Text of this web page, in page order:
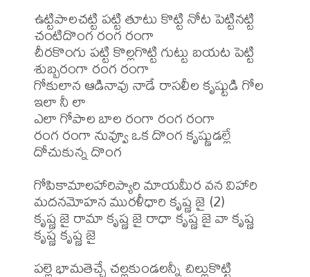
ఉట్టిపాలచట్టి పట్టి తూటు కొట్టి నోట పెట్టినట్టి
చంటిదొంగ రంగ రంగా
చీరకొంగు పట్టి కొల్లగొట్టి గుట్టు బయట పెట్టి
శుబ్బరంగా రంగ రంగా
గోకులాన ఆడినావు నాడే రాసలీల కృష్టుడి గోల
ఇలా నీ లా
ఎలా గోపాల బాల రంగా రంగ రంగా
రంగ రంగా నువ్వూ ఒక దొంగ కృష్ణుడల్లే
దోచుకున్న దొంగ
గోపికామాలహారిప్యారి మాయమీర వన విహారి
మదనమోహన మురళీధారి కృష్ణ జై (2)
కృష్ణ జై రామా కృష్ణ జై రాధా కృష్ణ జై వా కృష్ణ
కృష్ణ కృష్ణ జై
పల్లె భామతెచ్చే చల్లకుండలన్నీ చిల్లుకొట్టి